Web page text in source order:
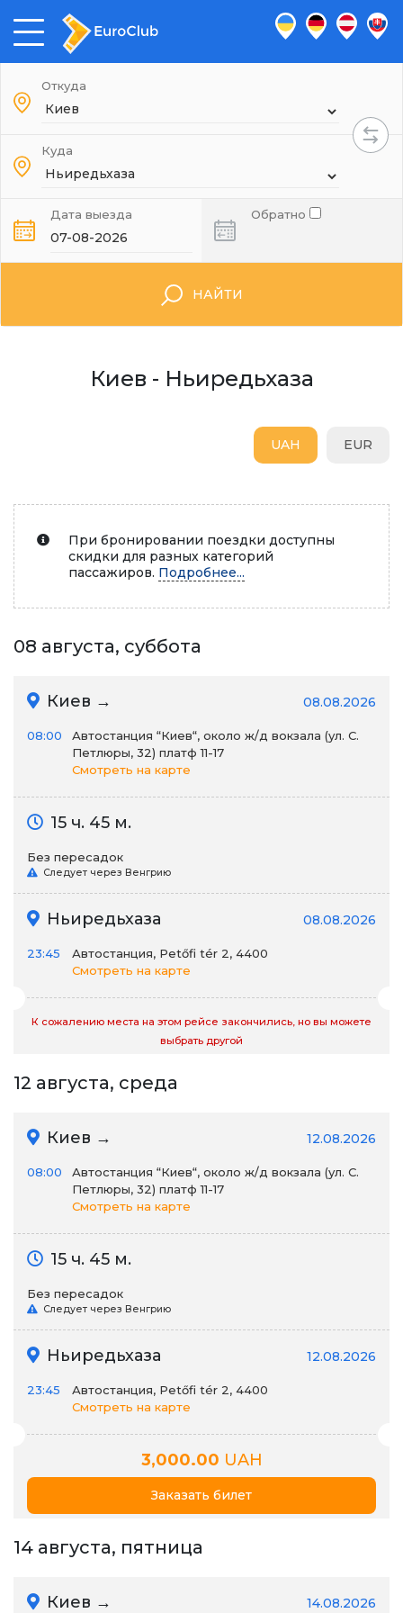
Откуда
Куда
Дата выезда Обратно
НАЙТИ
Киев - Ньиредьхаза
EUR
UAH
При бронировании поездки доступны
скидки для разных категорий
пассажиров. Подробнее...
08 августа, суббота
Киев → 08.08.2026
08:00
Автостанция “Киев“, около ж/д вокзала (ул. С.
Петлюры, 32) платф 11-17
Смотреть на карте
15 ч. 45 м.
Без пересадок
Следует через Венгрию
Ньиредьхаза 08.08.2026
23:45
Автостанция, Petőfi tér 2, 4400
Смотреть на карте
К сожалению места на этом рейсе закончились, но вы можете
выбрать другой
12 августа, среда
Киев → 12.08.2026
08:00
Автостанция “Киев“, около ж/д вокзала (ул. С.
Петлюры, 32) платф 11-17
Смотреть на карте
15 ч. 45 м.
Без пересадок
Следует через Венгрию
Ньиредьхаза 12.08.2026
23:45
Автостанция, Petőfi tér 2, 4400
Смотреть на карте
3,000.00 UAH
Заказать билет
14 августа, пятница
Киев → 14.08.2026